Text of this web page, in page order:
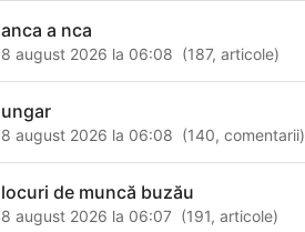
anca a nca
8 august 2026 la 06:08 (187,articole)
ungar
8 august 2026 la 06:08 (140,comentarii)
locuri de muncă buzău
8 august 2026 la 06:07 (191,articole)